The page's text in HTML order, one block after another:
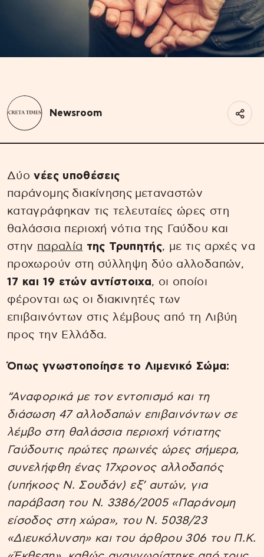
Newsroom
Δύονέες υποθέσεις
παράνομης διακίνησης μεταναστών
καταγράφηκαν τις τελευταίες ώρες στη
θαλάσσια περιοχή νότια της Γαύδου και
στην παραλία της Τρυπητής, με τις αρχές να
προχωρούν στη σύλληψη δύο αλλοδαπών,
17 και 19 ετών αντίστοιχα, οι οποίοι
φέρονται ως οι διακινητές των
επιβαινόντων στις λέμβους από τη Λιβύη
προς την Ελλάδα.
Όπως γνωστοποίησε το Λιμενικό Σώμα:
“Αναφορικά με τον εντοπισμό και τη
διάσωση 47 αλλοδαπών επιβαινόντων σε
λέμβο στη θαλάσσια περιοχή νότιατης
Γαύδουτις πρώτες πρωινές ώρες σήμερα,
συνελήφθη ένας 17χρονος αλλοδαπός
(υπήκοος Ν. Σουδάν) εξ’ αυτών, για
παράβαση του Ν. 3386/2005 «Παράνομη
είσοδος στη χώρα», του Ν. 5038/23
«Διευκόλυνση» και του άρθρου 306 του Π.Κ.